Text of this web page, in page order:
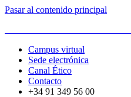
Pasar al contenido principal
Campus virtual
Sede electrónica
Canal Ético
Contacto
+34 91 349 56 00